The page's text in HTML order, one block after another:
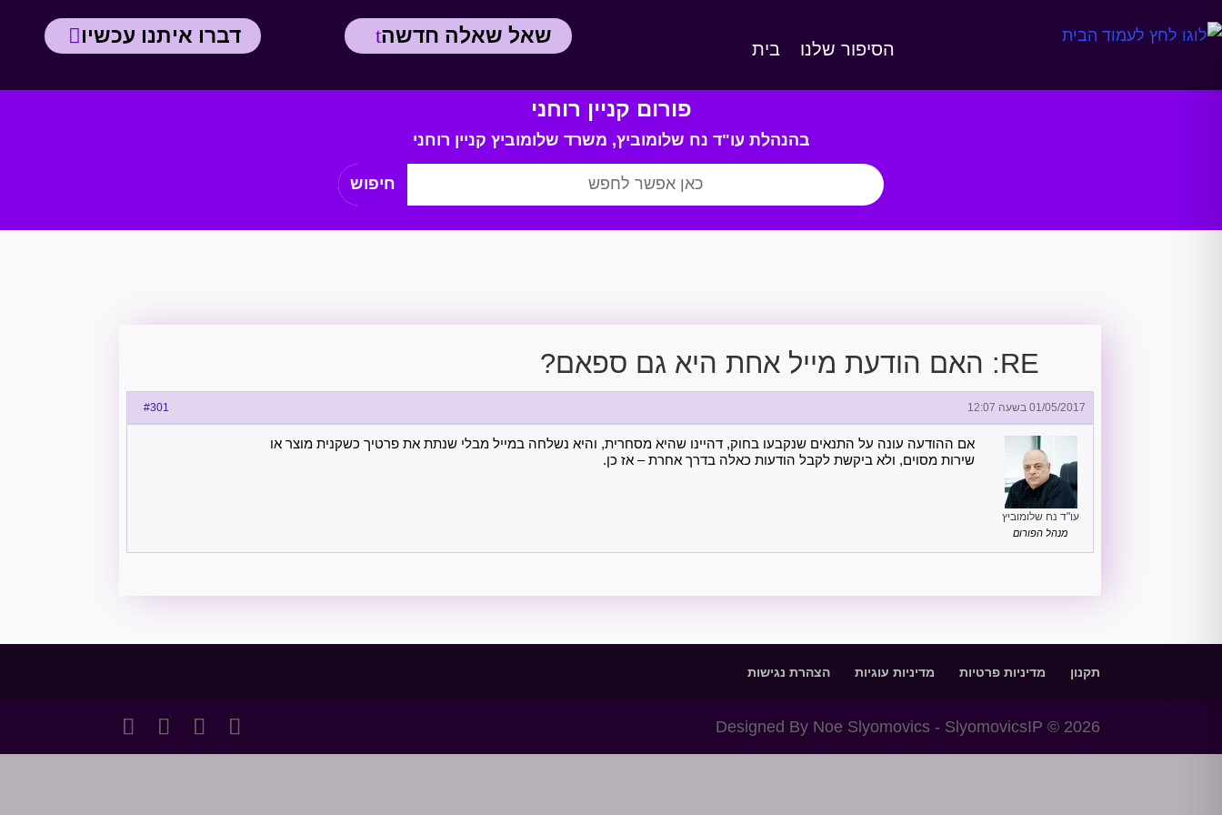
דברו איתנו עכשיו שאל שאלה חדשה
הסיפור שלנו בית
פורום קניין רוחני
בהנהלת עו"ד נח שלומוביץ, משרד שלומוביץ קניין רוחני
RE: האם הודעת מייל אחת היא גם ספאם?
01/05/2017 בשעה 12:07 #301
עו"ד נח שלומוביץ
מנהל הפורום
אם ההודעה עונה על התנאים שנקבעו בחוק, דהיינו שהיא מסחרית, והיא נשלחה במייל מבלי שנתת את פרטיך כשקנית מוצר או
שירות מסוים, ולא ביקשת לקבל הודעות כאלה בדרך אחרת – אז כן.
תקנון מדיניות פרטיות מדיניות עוגיות הצהרת נגישות
Designed By Noe Slyomovics - SlyomovicsIP © 2026